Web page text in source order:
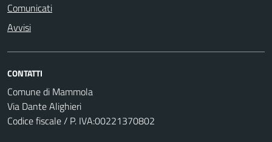
Comunicati
Avvisi
CONTATTI
Comune di Mammola
Via Dante Alighieri
Codice fiscale / P. IVA:00221370802